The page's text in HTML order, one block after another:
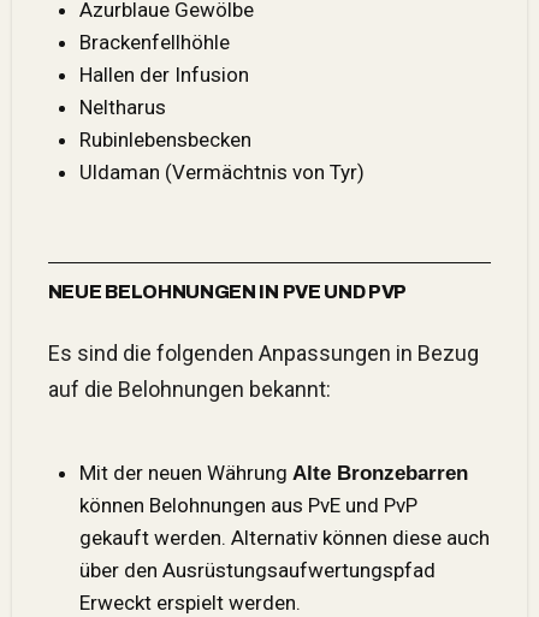
Azurblaue Gewölbe
Brackenfellhöhle
Hallen der Infusion
Neltharus
Rubinlebensbecken
Uldaman (Vermächtnis von Tyr)
NEUE BELOHNUNGEN IN PVE UND PVP
Es sind die folgenden Anpassungen in Bezug
auf die Belohnungen bekannt:
Mit der neuen Währung Alte Bronzebarren
können Belohnungen aus PvE und PvP
gekauft werden. Alternativ können diese auch
über den Ausrüstungsaufwertungspfad
Erweckt erspielt werden.